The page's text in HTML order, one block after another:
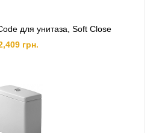
для унитаза, Soft Close
грн.